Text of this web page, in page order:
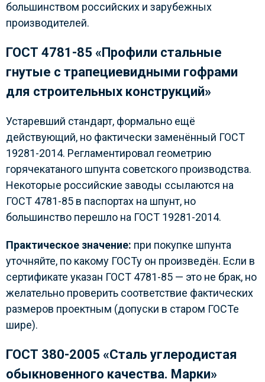
большинством российских и зарубежных
производителей.
ГОСТ 4781-85 «Профили стальные
гнутые с трапециевидными гофрами
для строительных конструкций»
Устаревший стандарт, формально ещё
действующий, но фактически заменённый ГОСТ
19281-2014. Регламентировал геометрию
горячекатаного шпунта советского производства.
Некоторые российские заводы ссылаются на
ГОСТ 4781-85 в паспортах на шпунт, но
большинство перешло на ГОСТ 19281-2014.
Практическое значение: при покупке шпунта
уточняйте, по какому ГОСТу он произведён. Если в
сертификате указан ГОСТ 4781-85 — это не брак, но
желательно проверить соответствие фактических
размеров проектным (допуски в старом ГОСТе
шире).
ГОСТ 380-2005 «Сталь углеродистая
обыкновенного качества. Марки»